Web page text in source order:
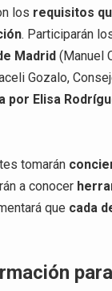
los requisitos
. Participarán
Madrid(Manuel
Gozalo,
por Elisa
tomarán
a conocer
que cada